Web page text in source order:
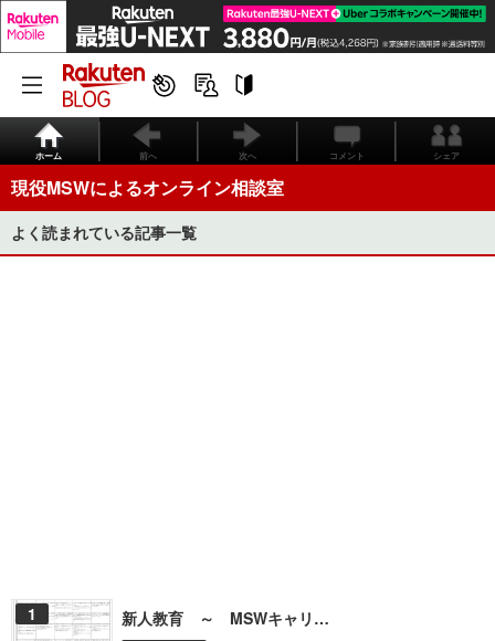
ホーム 前へ 次へ コメント シェア
現役MSWによるオンライン相談室
よく読まれている記事一覧
1 新人教育 ～ MSWキャリ…